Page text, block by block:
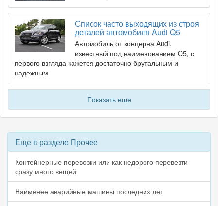
Список часто выходящих из строя
деталей автомобиля Audi Q5
Автомобиль от концерна Audi,
известный под наименованием Q5, с
первого взгляда кажется достаточно брутальным и
надежным.
Показать еще
Еще в разделе Прочее
Контейнерные перевозки или как недорого перевезти
сразу много вещей
Наименее аварийные машины последних лет